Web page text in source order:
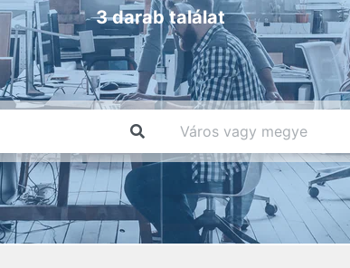
3 darab találat